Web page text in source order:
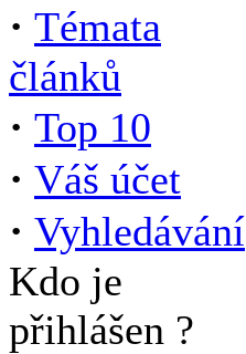
· Témata
článků
· Top 10
· Váš účet
· Vyhledávání
Kdo je
přihlášen ?